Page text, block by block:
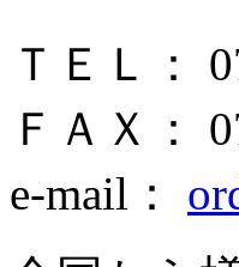
ＴＥＬ：
ＦＡＸ：
e-mail：